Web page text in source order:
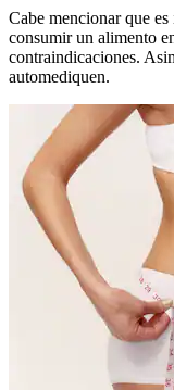
Cabe mencionar que
consumir un alimento
contraindicaciones.
automediquen.